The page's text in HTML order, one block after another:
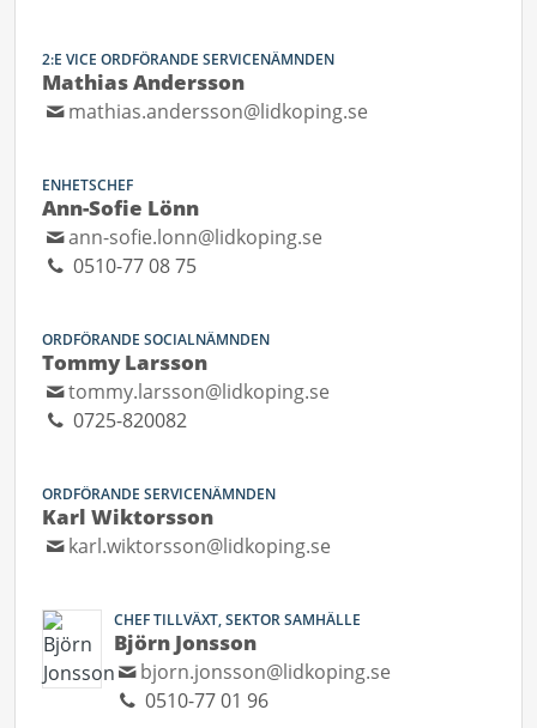
2:E VICE ORDFÖRANDE SERVICENÄMNDEN
Mathias Andersson
mathias.andersson@lidkoping.se
ENHETSCHEF
Ann-Sofie Lönn
ann-sofie.lonn@lidkoping.se
0510-77 08 75
ORDFÖRANDE SOCIALNÄMNDEN
Tommy Larsson
tommy.larsson@lidkoping.se
0725-820082
ORDFÖRANDE SERVICENÄMNDEN
Karl Wiktorsson
karl.wiktorsson@lidkoping.se
CHEF TILLVÄXT, SEKTOR SAMHÄLLE
Björn Jonsson
bjorn.jonsson@lidkoping.se
0510-77 01 96